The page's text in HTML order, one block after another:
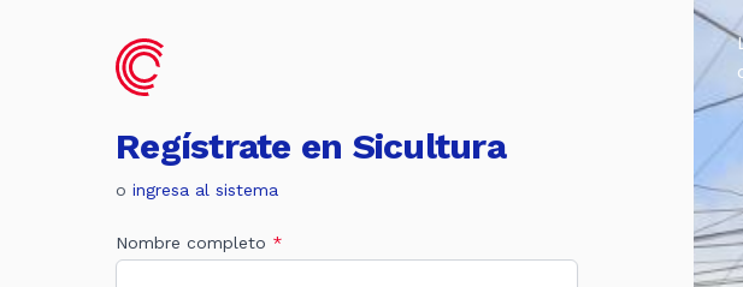
Regístrate en Sicultura
o ingresa al sistema
Nombre completo *